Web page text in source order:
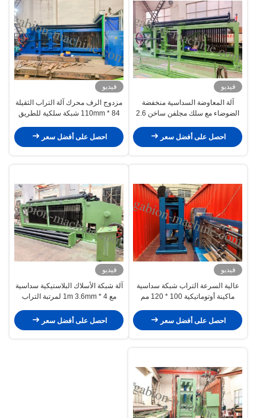
فيديو
آلة المعاوضة السداسية منخفضة
الضوضاء مع سلك مجلفن ساخن 2.6
احصل على أفضل سعر
فيديو
مزدوج الرف محرك آلة التراب الثقيلة
84 * 110mm شبكة سلكية للطريق
احصل على أفضل سعر
فيديو
عالية السرعة التراب شبكة سداسية
ماكينة أوتوماتيكية 100 * 120 مم
احصل على أفضل سعر
فيديو
آلة شبكة الأسلاك البلاستيكية سداسية
مع 4 * 1m 3.6mm لمرتبة التراب
احصل على أفضل سعر